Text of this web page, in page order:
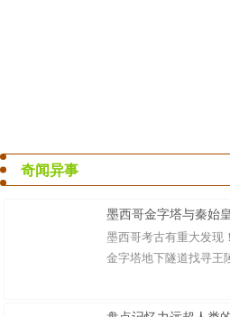
奇闻异事
墨西哥金字塔与秦始
墨西哥考古有重大发现
金字塔地下隧道找寻王